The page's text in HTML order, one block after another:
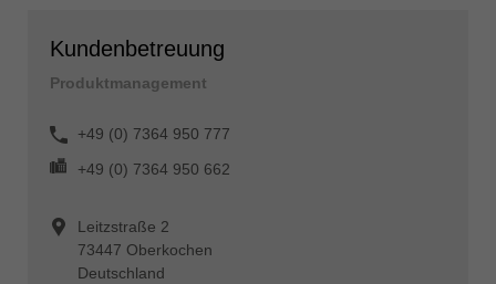
Kundenbetreuung
Produktmanagement
+49 (0) 7364 950 777
+49 (0) 7364 950 662
Leitzstraße 2
73447 Oberkochen
Deutschland